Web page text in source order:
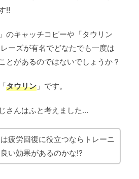
‼
のキャッチコピーや「タウリン
ーズが有名でどなたでも一度は
とがあるのではないでしょうか？
タウリン 」です。
さんはふと考えました…
疲労回復に役立つならトレーニ
い効果があるのかな⁉